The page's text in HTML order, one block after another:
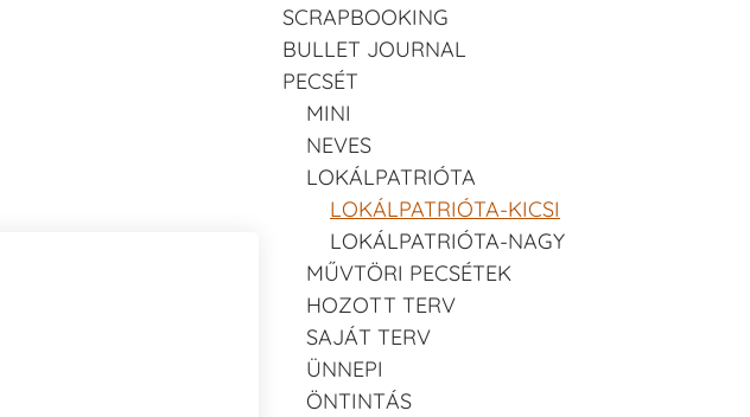
SCRAPBOOKING
BULLET JOURNAL
PECSÉT
MINI
NEVES
LOKÁLPATRIÓTA
LOKÁLPATRIÓTA-KICSI
LOKÁLPATRIÓTA-NAGY
MŰVTÖRI PECSÉTEK
HOZOTT TERV
SAJÁT TERV
ÜNNEPI
ÖNTINTÁS